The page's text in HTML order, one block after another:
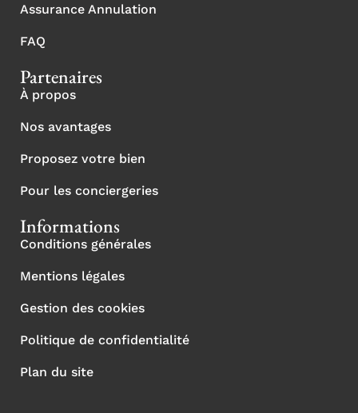
Assurance Annulation
FAQ
Partenaires
À propos
Nos avantages
Proposez votre bien
Pour les conciergeries
Informations
Conditions générales
Mentions légales
Gestion des cookies
Politique de confidentialité
Plan du site